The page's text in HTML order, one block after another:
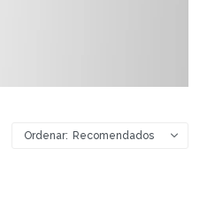
Recomendados